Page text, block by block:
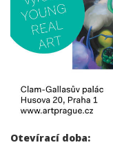
Otevírací doba: